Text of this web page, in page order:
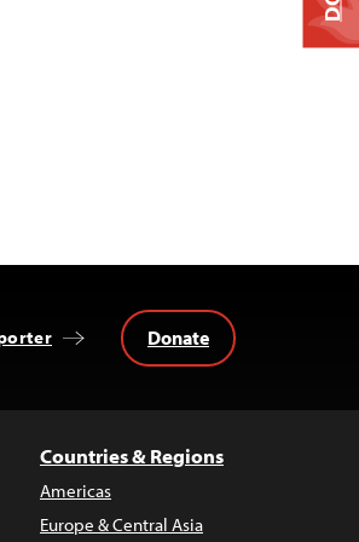
Donate
Countries & Regions
Americas
Europe & Central Asia